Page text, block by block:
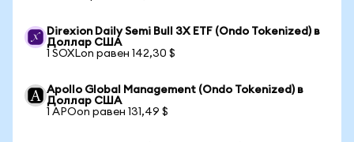
Direxion Daily Semi Bull 3X ETF (Ondo Tokenized) в
Доллар США
1 SOXLon равен 142,30 $
Apollo Global Management (Ondo Tokenized) в
Доллар США
1 APOon равен 131,49 $